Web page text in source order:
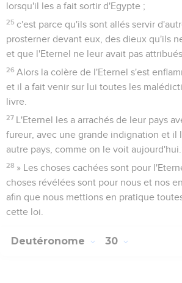
lorsqu'il les a fait sortir d'Egypte ;
25 c'est parce qu'ils sont allés servir
prosterner devant eux, des dieux qu'ils
et que l'Eternel ne leur avait pas attribués.
26 Alors la colère de l'Eternel s'est
et il a fait venir sur lui toutes les
livre.
27 L'Eternel les a arrachés de leur pays
fureur, avec une grande indignation et il
autre pays, comme on le voit
28 » Les choses cachées sont pour
choses révélées sont pour nous et nos
afin que nous mettions en pratique
cette loi.
Deutéronome 30